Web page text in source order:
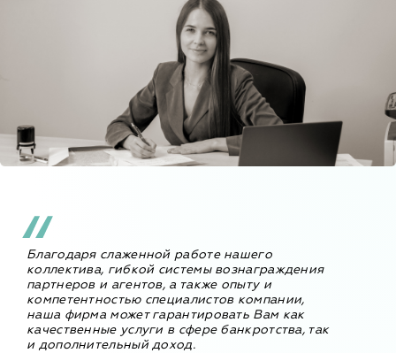
Благодаря слаженной работе нашего
коллектива, гибкой системы вознаграждения
партнеров и агентов, а также опыту и
компетентностью специалистов компании,
наша фирма может гарантировать Вам как
качественные услуги в сфере банкротства, так
и дополнительный доход.